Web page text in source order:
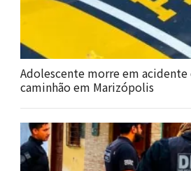
Adolescente morre em
caminhão em Marizópolis